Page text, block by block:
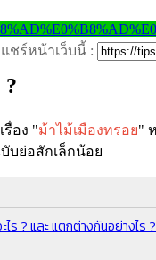
แชร์หน้าเว็บนี้ :
?
อง "ม้าไม้เมืองทรอย"
บย่อสักเล็กน้อย
? และ แตกต่างกันอย่างไร ?